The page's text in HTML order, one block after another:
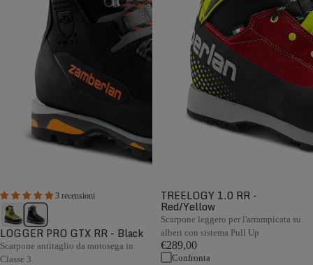
3 recensioni
LOGGER PRO GTX RR - Black
Scarpone antitaglio da motosega in
Classe 3
TREELOGY 1.0 RR -
Red/Yellow
Scarpone leggero per l'arrampicata su
alberi con sistema Pull Up
€289,00
Confronta